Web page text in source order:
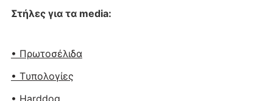
Στήλες για τα media:
• Πρωτοσέλιδα
• Tυπολογίες